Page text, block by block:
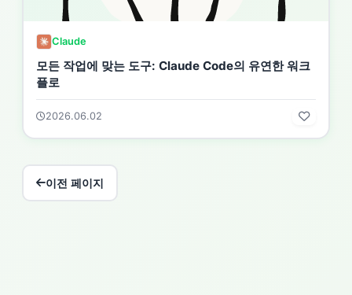
Claude
모든 작업에 맞는 도구: Claude Code의 유연한 워크
플로
2026.06.02
이전 페이지